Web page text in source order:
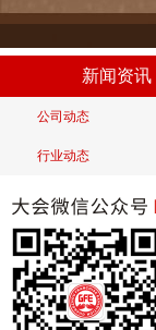
新闻资讯
公司动态
行业动态